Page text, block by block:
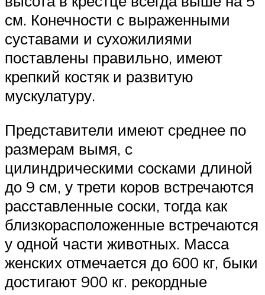
см. Конечности с выраженными
суставами и сухожилиями
поставлены правильно, имеют
крепкий костяк и развитую
мускулатуру.
Представители имеют среднее по
размерам вымя, с
цилиндрическими сосками длиной
до 9 см, у трети коров встречаются
расставленные соски, тогда как
близкорасположенные встречаются
у одной части животных. Масса
женских отмечается до 600 кг, быки
достигают 900 кг. рекордные